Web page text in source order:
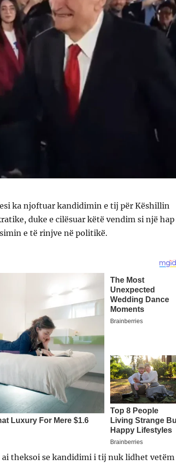
ka njoftuar kandidimin e tij për Këshillin
duke e cilësuar këtë vendim si një hap
e të rinjve në politikë.
ai theksoi se kandidimi i tij nuk lidhet vetëm